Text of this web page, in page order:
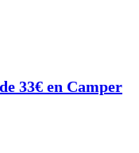
33€ en Camper